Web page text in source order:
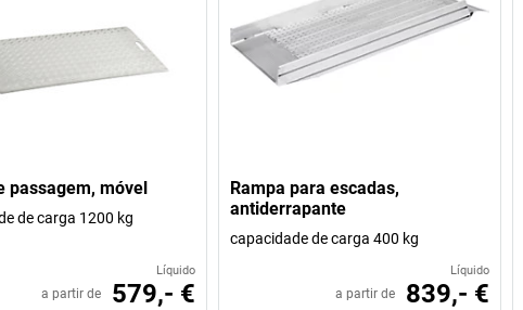
passagem, móvel
de carga 1200 kg
Líquido
a partir de 579,- €
Rampa para escadas,
antiderrapante
capacidade de carga 400 kg
Líquido
a partir de 839,- €